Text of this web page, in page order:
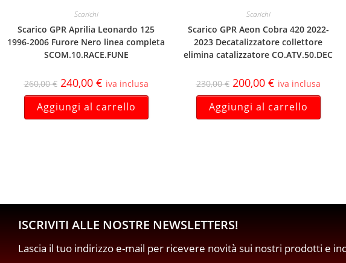
Scarichi
Scarico GPR Aprilia Leonardo 125
1996-2006 Furore Nero linea completa
SCOM.10.RACE.FUNE
260,00€ 240,00 € iva inclusa
Aggiungi al carrello
Scarichi
Scarico GPR Aeon Cobra 420 2022-
2023 Decatalizzatore collettore
elimina catalizzatore CO.ATV.50.DEC
230,00€ 200,00 € iva inclusa
Aggiungi al carrello
ISCRIVITI ALLE NOSTRE NEWSLETTERS!
Lascia il tuo indirizzo e-mail per ricevere novità sui nostri prodotti e